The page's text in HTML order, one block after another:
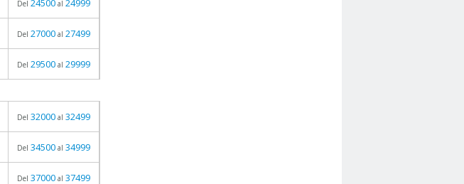
Del 24500 al 24999
Del 27000 al 27499
Del 29500 al 29999
Del 32000 al 32499
Del 34500 al 34999
Del 37000 al 37499